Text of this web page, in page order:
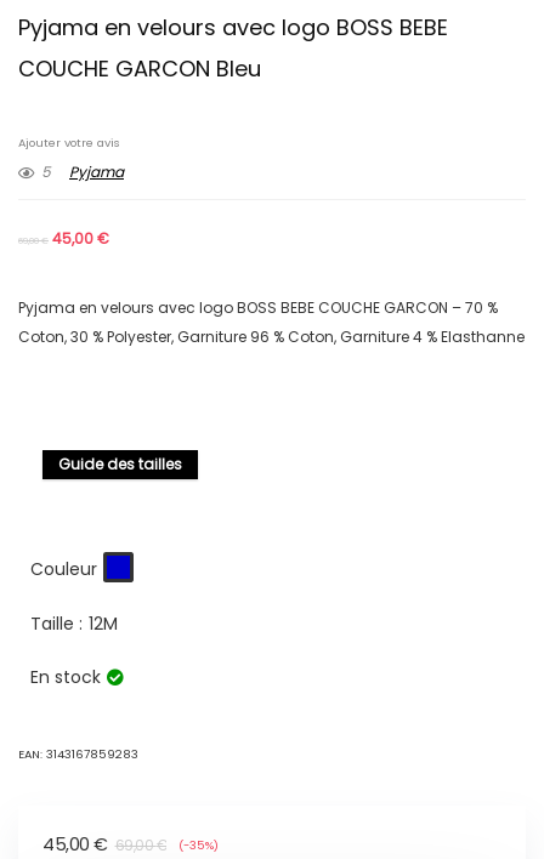
Pyjama en velours avec logo BOSS BEBE
COUCHE GARCON Bleu
Ajouter votre avis
5 Pyjama
69,00€ 45,00€
Pyjama en velours avec logo BOSS BEBE COUCHE GARCON – 70 %
Coton, 30 % Polyester, Garniture 96 % Coton, Garniture 4 % Elasthanne
Guide des tailles
Couleur
Taille : 12M
En stock
EAN: 3143167859283
69,00€
45,00 € (-35%)